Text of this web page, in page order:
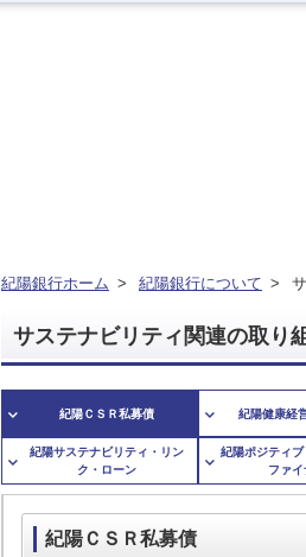
紀陽フィナンシャルグループに
トップメッセージやグループ会社など
会社概要をご覧いただけます。
決算短信や有価証券報告書などをご覧
株価情報や株式・格付に関する情報を
地域や環境のための取り組みをご覧い
従業員のための取り組みをご覧いただ
紀陽銀行ホーム > 紀陽銀行について >
サステナビリティ関連の取り
紀陽ＣＳＲ私募債 紀陽健康経
紀陽サステナビリティ・リン
ク・ローン
紀陽ポジティブ
ファイ
紀陽ＣＳＲ私募債